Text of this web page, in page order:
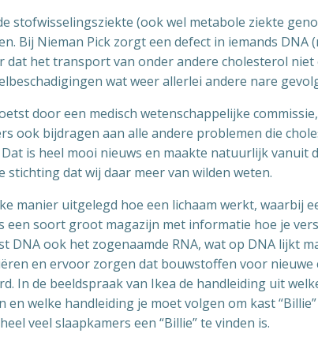
stofwisselingsziekte (ook wel metabole ziekte
Bij Nieman Pick zorgt een defect in iemands DNA
dat het transport van onder andere cholesterol
wat weer allerlei andere nare
door een medisch wetenschappelijke
ook bijdragen aan alle andere problemen die
is heel mooi nieuws en maakte natuurlijk vanuit
stichting dat wij daar meer van wilden weten.
manier uitgelegd hoe een lichaam werkt, waarbij
een soort groot magazijn met informatie hoe je
DNA ook het zogenaamde RNA, wat op DNA lijkt
en ervoor zorgen dat bouwstoffen voor nieuwe
In de beeldspraak van Ikea de handleiding uit
en welke handleiding je moet volgen om kast
veel slaapkamers een “Billie” te vinden is.